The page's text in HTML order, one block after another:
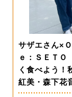
サザエさん×
ｅ：ＳＥＴＯ
く食べよう
紅美・森下花